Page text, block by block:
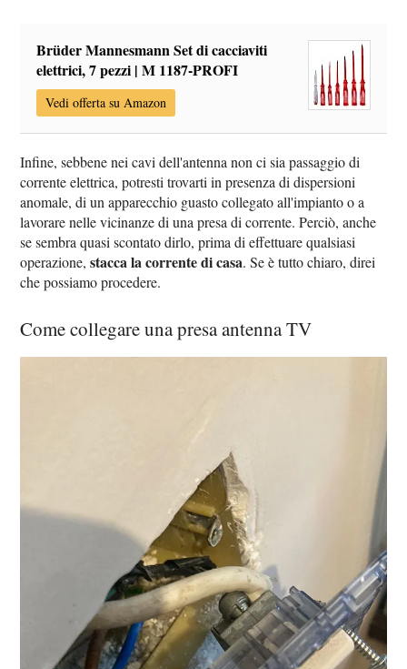
Brüder Mannesmann Set di cacciaviti
elettrici, 7 pezzi | M 1187-PROFI
Vedi offerta su Amazon
Infine, sebbene nei cavi dell'antenna non ci sia passaggio di
corrente elettrica, potresti trovarti in presenza di dispersioni
anomale, di un apparecchio guasto collegato all'impianto o a
lavorare nelle vicinanze di una presa di corrente. Perciò, anche
se sembra quasi scontato dirlo, prima di effettuare qualsiasi
operazione,stacca la corrente di casa. Se è tutto chiaro, direi
che possiamo procedere.
Come collegare una presa antenna TV